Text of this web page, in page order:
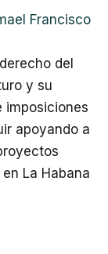
Francisco
del
y su
imposiciones
apoyando a
La Habana